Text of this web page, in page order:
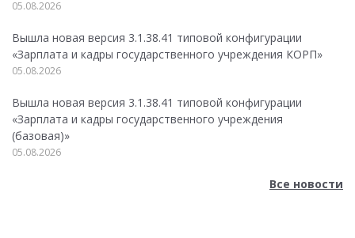
05.08.2026
Вышла новая версия 3.1.38.41 типовой конфигурации
«Зарплата и кадры государственного учреждения КОРП»
05.08.2026
Вышла новая версия 3.1.38.41 типовой конфигурации
«Зарплата и кадры государственного учреждения
(базовая)»
05.08.2026
Все новости